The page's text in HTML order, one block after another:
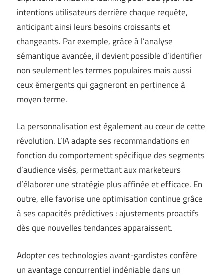
intentions utilisateurs derrière chaque requête,
anticipant ainsi leurs besoins croissants et
changeants. Par exemple, grâce à l’analyse
sémantique avancée, il devient possible d’identifier
non seulement les termes populaires mais aussi
ceux émergents qui gagneront en pertinence à
moyen terme.
La personnalisation est également au cœur de cette
révolution. L’IA adapte ses recommandations en
fonction du comportement spécifique des segments
d’audience visés, permettant aux marketeurs
d’élaborer une stratégie plus affinée et efficace. En
outre, elle favorise une optimisation continue grâce
à ses capacités prédictives : ajustements proactifs
dès que nouvelles tendances apparaissent.
Adopter ces technologies avant-gardistes confère
un avantage concurrentiel indéniable dans un